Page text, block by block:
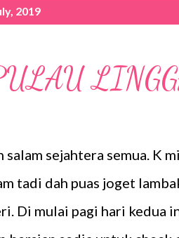
2019
salam sejahtera semua. K
tadi dah puas joget
Di mulai pagi hari kedua